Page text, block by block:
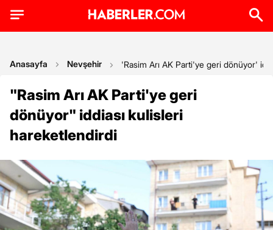
Anasayfa Nevşehir 'Rasim Arı AK Parti'ye geri dönüyor'
"Rasim Arı AK Parti'ye geri
dönüyor" iddiası kulisleri
hareketlendirdi